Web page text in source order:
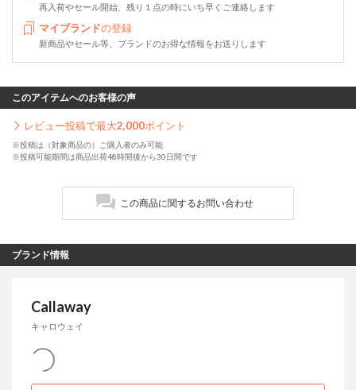
再入荷やセール開始、残り１点の時にいち早くご連絡します
マイブランドの登録
新商品やセール等、ブランドのお得な情報をお送りします
このアイテムへのお客様の声
レビュー投稿で最大2,000ポイント
※投稿は（対象商品の）ご購入者のみ可能
※投稿可能期間は商品出荷48時間後から30日間です
この商品に関するお問い合わせ
ブランド情報
Callaway
キャロウェイ